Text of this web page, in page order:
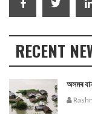
RECENT
অসমৰ